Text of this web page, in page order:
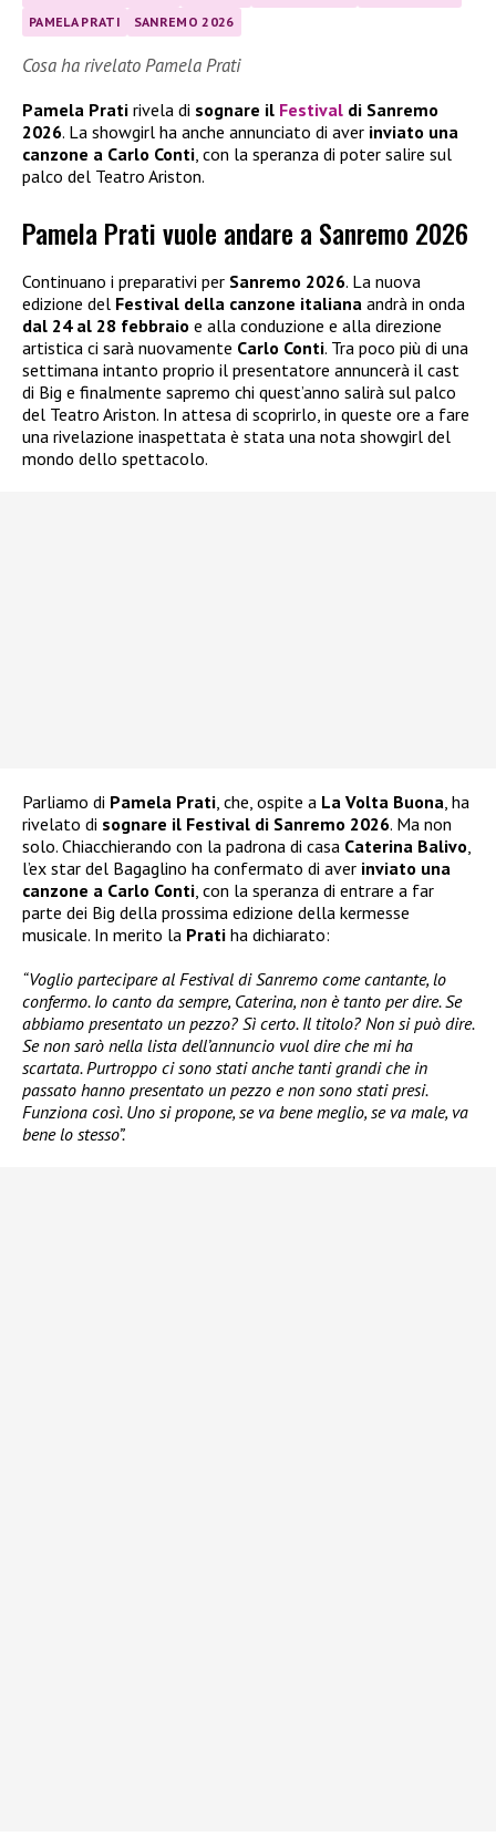
PAMELA PRATI
SANREMO 2026
Cosa ha rivelato Pamela Prati
Pamela Prati rivela di sognare il Festival di Sanremo
2026. La showgirl ha anche annunciato di aver inviato una
canzone a Carlo Conti, con la speranza di poter salire sul
palco del Teatro Ariston.
Pamela Prati vuole andare a Sanremo 2026
Continuano i preparativi per Sanremo 2026. La nuova
edizione del Festival della canzone italiana andrà in onda
dal 24 al 28 febbraio e alla conduzione e alla direzione
artistica ci sarà nuovamente Carlo Conti. Tra poco più di una
settimana intanto proprio il presentatore annuncerà il cast
di Big e finalmente sapremo chi quest’anno salirà sul palco
del Teatro Ariston. In attesa di scoprirlo, in queste ore a fare
una rivelazione inaspettata è stata una nota showgirl del
mondo dello spettacolo.
Parliamo di Pamela Prati , che, ospite a La Volta Buona , ha
rivelato di sognare il Festival di Sanremo 2026. Ma non
solo. Chiacchierando con la padrona di casa Caterina Balivo
l’ex star del Bagaglino ha confermato di aver inviato una
canzone a Carlo Conti , con la speranza di entrare a far
parte dei Big della prossima edizione della kermesse
musicale. In merito la Prati ha dichiarato:
“Voglio partecipare al Festival di Sanremo come cantante, lo
confermo. Io canto da sempre, Caterina, non è tanto per dire. Se
abbiamo presentato un pezzo? Sì certo. Il titolo? Non si può dire.
Se non sarò nella lista dell’annuncio vuol dire che mi ha
scartata. Purtroppo ci sono stati anche tanti grandi che in
passato hanno presentato un pezzo e non sono stati presi.
Funziona così. Uno si propone, se va bene meglio, se va male, va
bene lo stesso”.